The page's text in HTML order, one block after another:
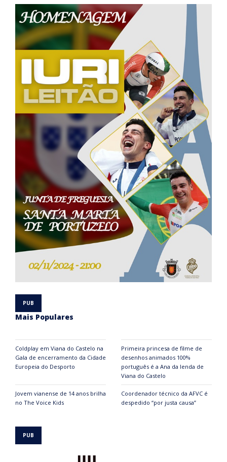
Mais Populares
Coldplay em Viana do Castelo na
Gala de encerramento da Cidade
Europeia do Desporto
Primeira princesa de filme de
desenhos animados 100%
português é a Ana da lenda de
Viana do Castelo
Jovem vianense de 14 anos brilha
no The Voice Kids
Coordenador técnico da AFVC é
despedido “por justa causa”